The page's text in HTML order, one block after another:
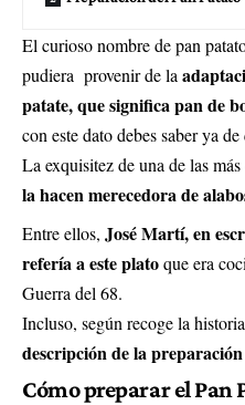
El curioso nombre de pan
pudiera provenir de la
patate, que significa pan de
con este dato debes saber ya
La exquisitez de una de las
la hacen merecedora de
Entre ellos, José Martí, en
refería a este platoque era
Guerra del 68.
Incluso, según recoge la
descripción de la preparación
Cómo preparar el Pan